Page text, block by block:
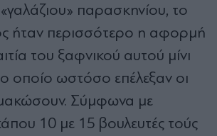
παρασκηνίου, το
ήταν περισσότερο η αφορµή
του ξαφνικού αυτού µίνι
οποίο ωστόσο επέλεξαν οι
Σύµφωνα µε
10 µε 15 βουλευτές τούς